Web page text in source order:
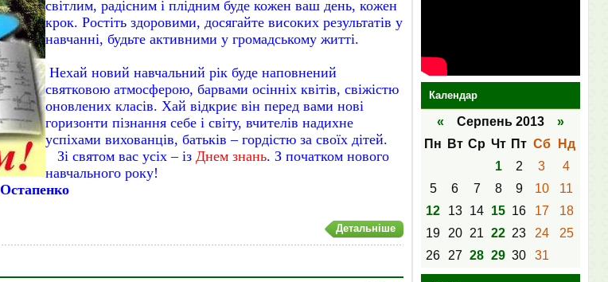
світлим, радісним і плідним буде кожен ваш день, кожен
крок. Ростіть здоровими, досягайте високих результатів у
навчанні, будьте активними у громадському житті.
Нехай новий навчальний рік буде наповнений
святковою атмосферою, барвами осінніх квітів, свіжістю
оновлених класів. Хай відкриє він перед вами нові
горизонти пізнання себе і світу, вчителів надихне
успіхами вихованців, батьків – гордістю за своїх дітей.
Зі святом вас усіх – ізДнем знань. З початком нового
навчального року!
Детальніше
Календар
« Серпень 2013 »
Пн
Вт Ср Чт Пт Сб
Нд
1
2 3
4
5
6 7 8 9 10
11
12
13 14 15 16 17
18
19
20 21 22 23 24
25
26
27 28 29 30 31